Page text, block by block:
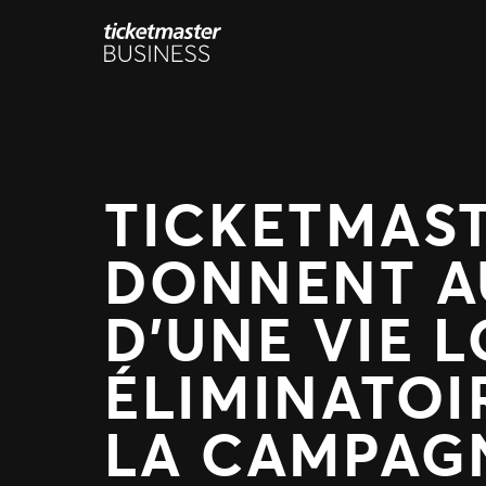
DONNENT
D’UNE VIE
LA